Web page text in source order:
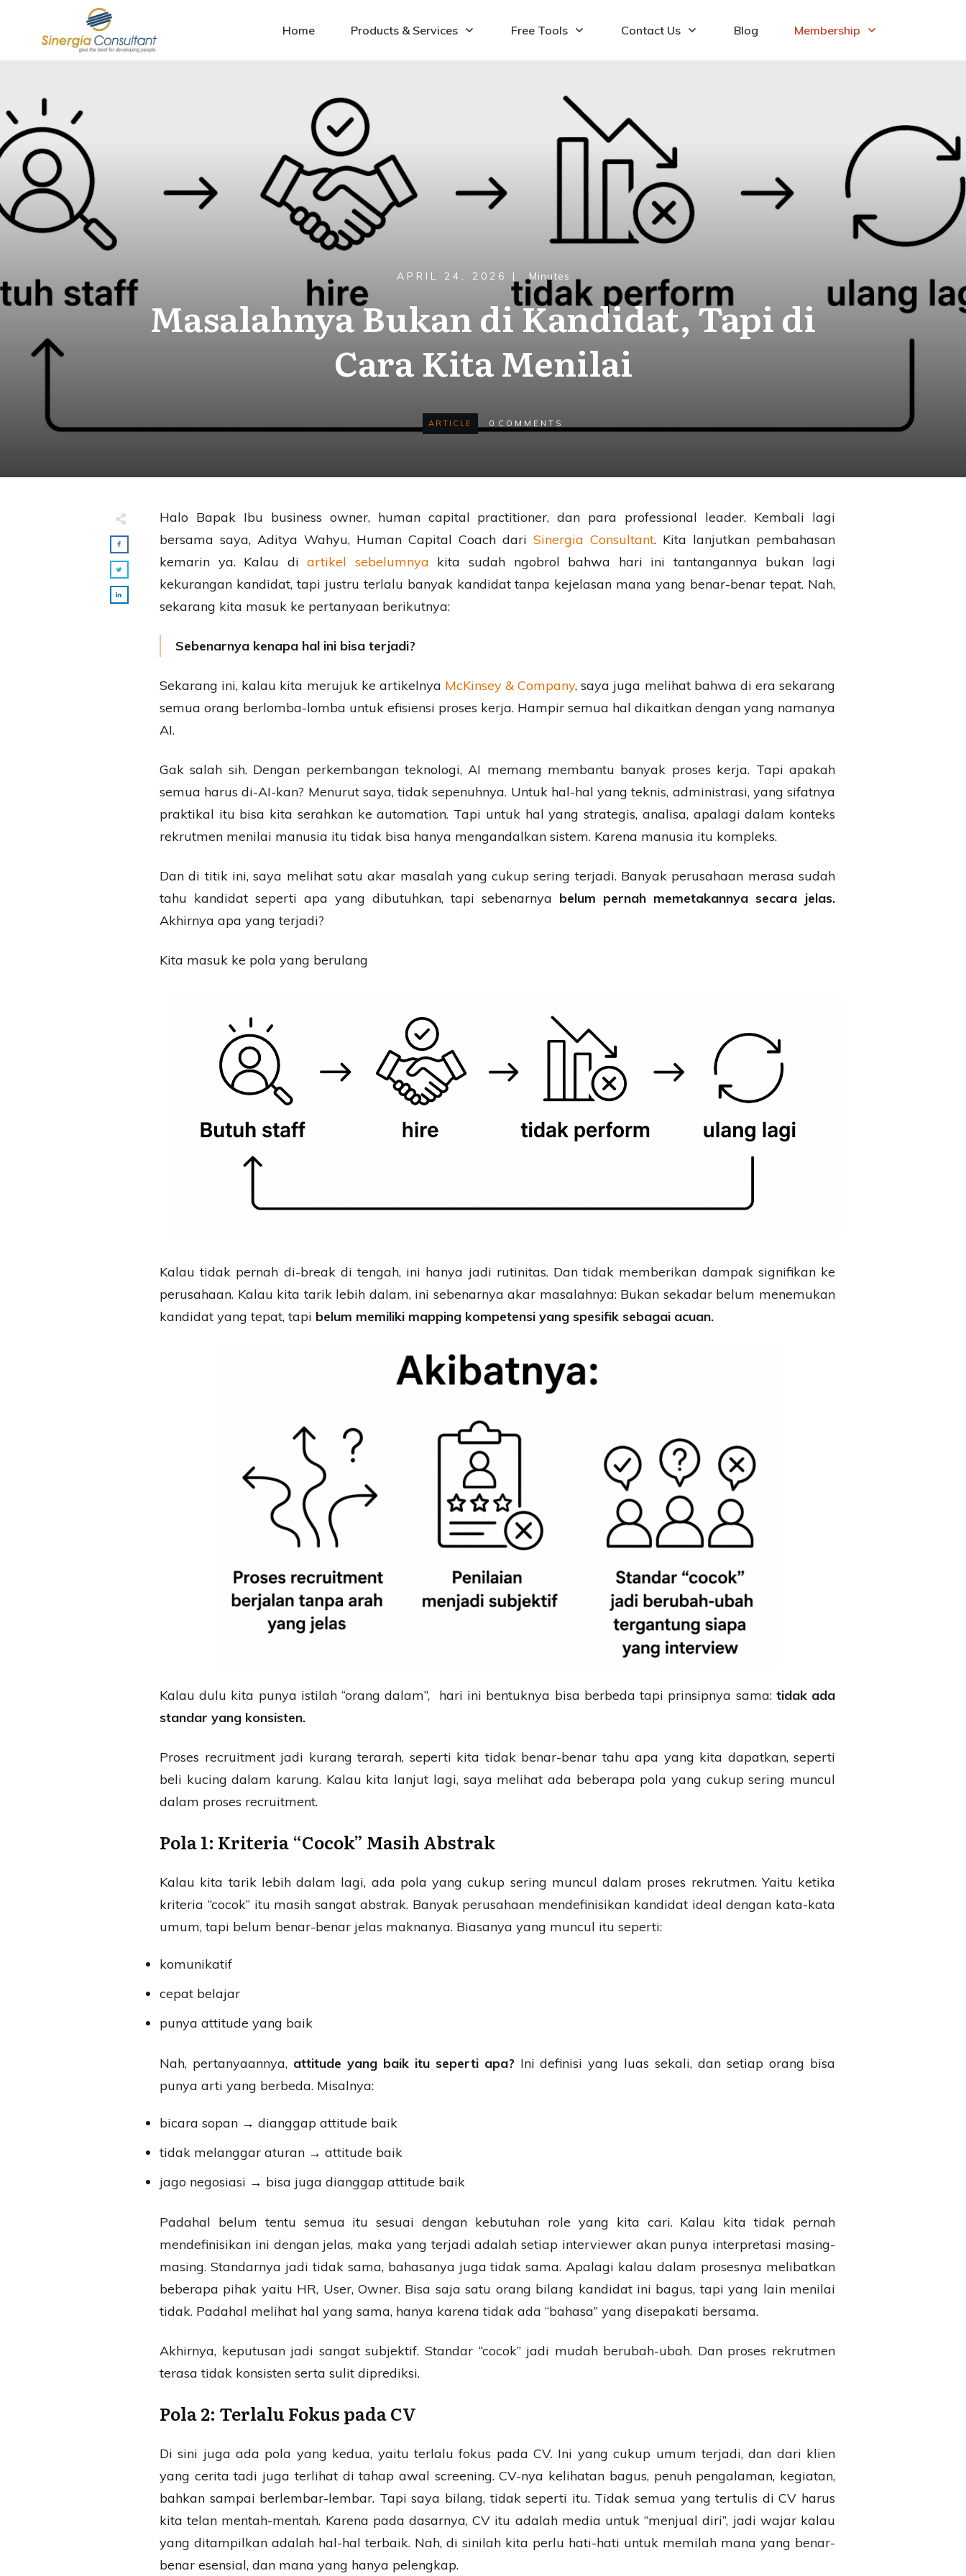
Home Products & Services Free Tools Contact Us Blog Membership
APRIL 24, 2026 | Minutes
Masalahnya Bukan di Kandidat, Tapi di
Cara Kita Menilai
ARTICLE 0 COMMENTS
Halo Bapak Ibu business owner, human capital practitioner, dan para professional leader. Kembali lagi
bersama saya, Aditya Wahyu, Human Capital Coach dari Sinergia Consultant. Kita lanjutkan pembahasan
kemarin ya. Kalau diartikel sebelumnya kita sudah ngobrol bahwa hari ini tantangannya bukan lagi
kekurangan kandidat, tapi justru terlalu banyak kandidat tanpa kejelasan mana yang benar-benar tepat. Nah,
sekarang kita masuk ke pertanyaan berikutnya:
Sebenarnya kenapa hal ini bisa terjadi?
Sekarang ini, kalau kita merujuk ke artikelnya McKinsey & Company, saya juga melihat bahwa di era sekarang
semua orang berlomba-lomba untuk efisiensi proses kerja. Hampir semua hal dikaitkan dengan yang namanya
AI.
Gak salah sih. Dengan perkembangan teknologi, AI memang membantu banyak proses kerja. Tapi apakah
semua harus di-AI-kan? Menurut saya, tidak sepenuhnya. Untuk hal-hal yang teknis, administrasi, yang sifatnya
praktikal itu bisa kita serahkan ke automation. Tapi untuk hal yang strategis, analisa, apalagi dalam konteks
rekrutmen menilai manusia itu tidak bisa hanya mengandalkan sistem. Karena manusia itu kompleks.
Dan di titik ini, saya melihat satu akar masalah yang cukup sering terjadi. Banyak perusahaan merasa sudah
tahu kandidat seperti apa yang dibutuhkan, tapi sebenarnya belum pernah memetakannya secara jelas.
Akhirnya apa yang terjadi?
Kita masuk ke pola yang berulang
Kalau tidak pernah di-break di tengah, ini hanya jadi rutinitas. Dan tidak memberikan dampak signifikan ke
perusahaan. Kalau kita tarik lebih dalam, ini sebenarnya akar masalahnya: Bukan sekadar belum menemukan
kandidat yang tepat, tapi belum memiliki mapping kompetensi yang spesifik sebagai acuan.
Kalau dulu kita punya istilah “orang dalam”, hari ini bentuknya bisa berbeda tapi prinsipnya sama: tidak ada
standar yang konsisten.
Proses recruitment jadi kurang terarah, seperti kita tidak benar-benar tahu apa yang kita dapatkan, seperti
beli kucing dalam karung. Kalau kita lanjut lagi, saya melihat ada beberapa pola yang cukup sering muncul
dalam proses recruitment.
Pola 1: Kriteria “Cocok” Masih Abstrak
Kalau kita tarik lebih dalam lagi, ada pola yang cukup sering muncul dalam proses rekrutmen. Yaitu ketika
kriteria “cocok” itu masih sangat abstrak. Banyak perusahaan mendefinisikan kandidat ideal dengan kata-kata
umum, tapi belum benar-benar jelas maknanya. Biasanya yang muncul itu seperti:
komunikatif
cepat belajar
punya attitude yang baik
Nah, pertanyaannya, attitude yang baik itu seperti apa?Ini definisi yang luas sekali, dan setiap orang bisa
punya arti yang berbeda. Misalnya:
bicara sopan → dianggap attitude baik
tidak melanggar aturan → attitude baik
jago negosiasi → bisa juga dianggap attitude baik
Padahal belum tentu semua itu sesuai dengan kebutuhan role yang kita cari. Kalau kita tidak pernah
mendefinisikan ini dengan jelas, maka yang terjadi adalah setiap interviewer akan punya interpretasi masing-
masing. Standarnya jadi tidak sama, bahasanya juga tidak sama.Apalagi kalau dalam prosesnya melibatkan
beberapa pihak yaitu HR, User, Owner. Bisa saja satu orang bilang kandidat ini bagus, tapi yang lain menilai
tidak. Padahal melihat hal yang sama, hanya karena tidak ada “bahasa” yang disepakati bersama.
Akhirnya, keputusan jadi sangat subjektif. Standar “cocok” jadi mudah berubah-ubah. Dan proses rekrutmen
terasa tidak konsisten serta sulit diprediksi.
Pola 2: Terlalu Fokus pada CV
Di sini juga ada pola yang kedua, yaitu terlalu fokus pada CV. Ini yang cukup umum terjadi, dan dari klien
yang cerita tadi juga terlihat di tahap awal screening. CV-nya kelihatan bagus, penuh pengalaman, kegiatan,
bahkan sampai berlembar-lembar. Tapi saya bilang, tidak seperti itu. Tidak semua yang tertulis di CV harus
kita telan mentah-mentah. Karena pada dasarnya, CV itu adalah media untuk “menjual diri”, jadi wajar kalau
yang ditampilkan adalah hal-hal terbaik. Nah, di sinilah kita perlu hati-hati untuk memilah mana yang benar-
benar esensial, dan mana yang hanya pelengkap.